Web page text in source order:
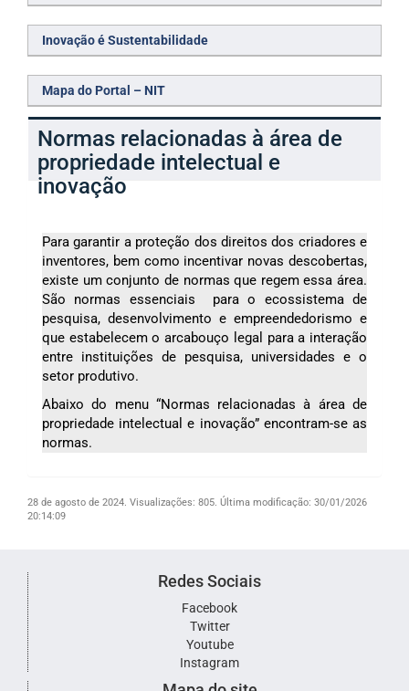
Inovação é Sustentabilidade
Mapa do Portal – NIT
Normas relacionadas à área de
propriedade intelectual e
inovação
Para garantir a proteção dos direitos dos criadores e
inventores, bem como incentivar novas descobertas,
existe um conjunto de normas que regem essa área.
São normas essenciais para o ecossistema de
pesquisa, desenvolvimento e empreendedorismo e
que estabelecem o arcabouço legal para a interação
entre instituições de pesquisa, universidades e o
setor produtivo.
Abaixo do menu “Normas relacionadas à área de
propriedade intelectual e inovação” encontram-se as
normas.
28 de agosto de 2024. Visualizações: 805. Última modificação: 30/01/2026
20:14:09
Redes Sociais
Facebook
Twitter
Youtube
Instagram